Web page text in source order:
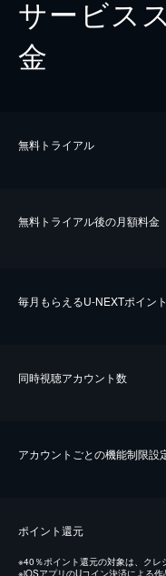
サービス
金
無料トライアル
無料トライアル後の⽉額料金
毎⽉もらえるU-NEXTポイント
同時視聴アカウント数
アカウントごとの機能制限設
ポイント還元
※40％ポイント還元の対象は、クレ
※iOSアプリのUコイン決済による